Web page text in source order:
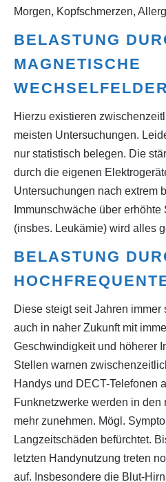
Morgen, Kopfschmerzen,
BELASTUNG
MAGNETISCHE
Hierzu existieren
meisten Untersuchungen.
nur statistisch belegen. Die
durch die eigenen
Untersuchungen nach extrem
Immunschwäche über
(insbes. Leukämie) wird alles
BELASTUNG
Diese steigt seit Jahren
auch in naher Zukunft mit
Geschwindigkeit und höherer
Stellen warnen
Handys und DECT-Telefonen
Funknetzwerke werden in den
mehr zunehmen. Mögl.
Langzeitschäden befürchtet.
letzten Handynutzung treten
auf. Insbesondere die Blut-